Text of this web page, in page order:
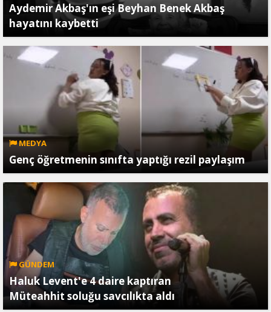
Aydemir Akbaş'ın eşi Beyhan Benek Akbaş
hayatını kaybetti
MEDYA
Genç öğretmenin sınıfta yaptığı rezil paylaşım
GÜNDEM
Haluk Levent'e 4 daire kaptıran
Müteahhit soluğu savcılıkta aldı